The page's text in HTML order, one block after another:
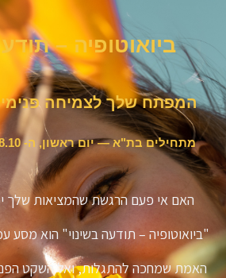
ביואוטופיה –
המפתח שלך לצמיחה
מתחילים בת"א — יום ראשון, ה- 18.10. חדש!! גם בזום!
האם אי פעם הרגשת שהמציאות שלך
"ביואוטופיה – תודעה בשינוי" הוא
האמת שמחכה להתגלות, ואל השקט